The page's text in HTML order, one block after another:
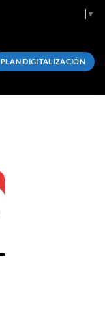
▼
PLAN DIGITALIZACIÓN